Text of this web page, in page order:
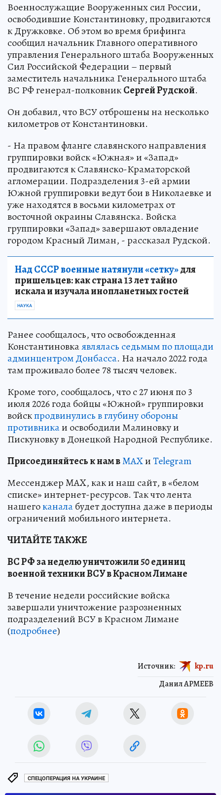
Военнослужащие Вооруженных сил России,
освободившие Константиновку, продвигаются
к Дружковке. Об этом во время брифинга
сообщил начальник Главного оперативного
управления Генерального штаба Вооруженных
Сил Российской Федерации – первый
заместитель начальника Генерального штаба
ВС РФ генерал-полковникСергей Рудской.
Он добавил, что ВСУ отброшены на несколько
километров от Константиновки.
- На правом фланге славянского направления
группировки войск «Южная» и «Запад»
продвигаются к Славянско-Краматорской
агломерации. Подразделения 3-ей армии
Южной группировки ведут бои в Николаевке и
уже находятся в восьми километрах от
восточной окраины Славянска. Войска
группировки «Запад» завершают овладение
городом Красный Лиман, - рассказал Рудской.
Над СССР военные натянули «сетку»для
пришельцев: как страна 13 лет тайно
искала и изучала инопланетных гостей
НАУКА
Ранее сообщалось, что освобожденная
Константиновкаявлялась седьмым по площади
админцентром Донбасса. На начало 2022 года
там проживало более 78 тысяч человек.
Кроме того, сообщалось, что с 27 июня по 3
июля 2026 года бойцы «Южной» группировки
войскпродвинулись в глубину обороны
противникаи освободили Малиновку и
Пискуновку в Донецкой Народной Республике.
Присоединяйтесь к нам вMAXиTelegram
Мессенджер MAX, как и наш сайт, в «белом
списке» интернет-ресурсов. Так что лента
нашегоканалабудет доступна даже в периоды
ограничений мобильного интернета.
ЧИТАЙТЕ ТАКЖЕ
ВС РФ за неделю уничтожили 50 единиц
военной техники ВСУ в Красном Лимане
В течение недели российские войска
завершали уничтожение разрозненных
подразделений ВСУ в Красном Лимане
(подробнее)
Данил АРМЕЕВ
Источник: kp.ru
СПЕЦОПЕРАЦИЯ НА УКРАИНЕ